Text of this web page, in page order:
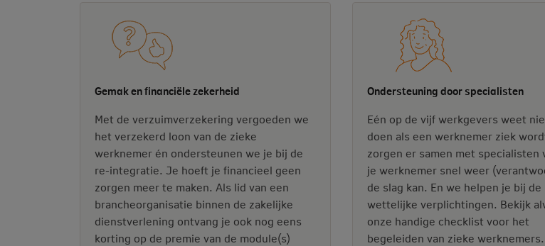
Gemak en financiële zekerheid
Met de verzuimverzekering vergoeden we
het verzekerd loon van de zieke
werknemer én ondersteunen we je bij de
re-integratie. Je hoeft je financieel geen
zorgen meer te maken. Als lid van een
brancheorganisatie binnen de zakelijke
dienstverlening ontvang je ook nog eens
korting op de premie van de module(s)
Ondersteuning door specialisten
Eén op de vijf werkgevers weet
doen als een werknemer ziek
zorgen er samen met specialisten
je werknemer snel weer
de slag kan. En we helpen je bij de
wettelijke verplichtingen. Bekijk
onze handige checklist voor het
begeleiden van zieke